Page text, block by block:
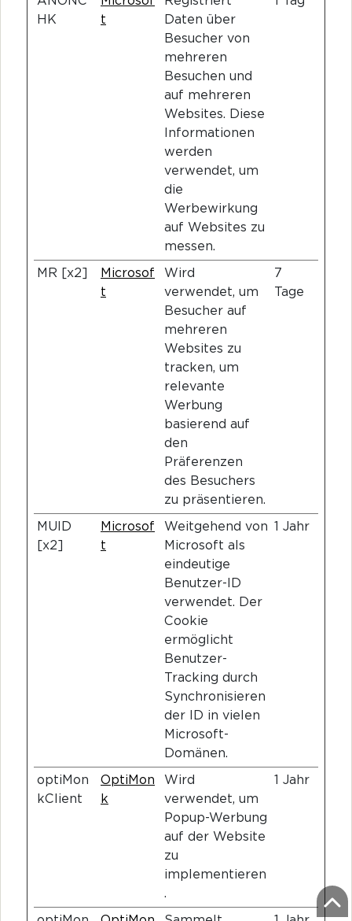
HK
t
Daten über
Besucher von
mehreren
Besuchen und
auf mehreren
Websites. Diese
Informationen
werden
verwendet, um
die
Werbewirkung
auf Websites zu
messen.
MR [x2]
Microsof
t
Wird
verwendet, um
Besucher auf
mehreren
Websites zu
tracken, um
relevante
Werbung
basierend auf
den
Präferenzen
des Besuchers
zu präsentieren.
7
Tage
MUID
[x2]
Microsof
t
Weitgehend von
Microsoft als
eindeutige
Benutzer-ID
verwendet. Der
Cookie
ermöglicht
Benutzer-
Tracking durch
Synchronisieren
der ID in vielen
Microsoft-
Domänen.
1 Jahr
optiMon
kClient
OptiMon
k
Wird
verwendet, um
Popup-Werbung
auf der Website
zu
implementieren
.
1 Jahr